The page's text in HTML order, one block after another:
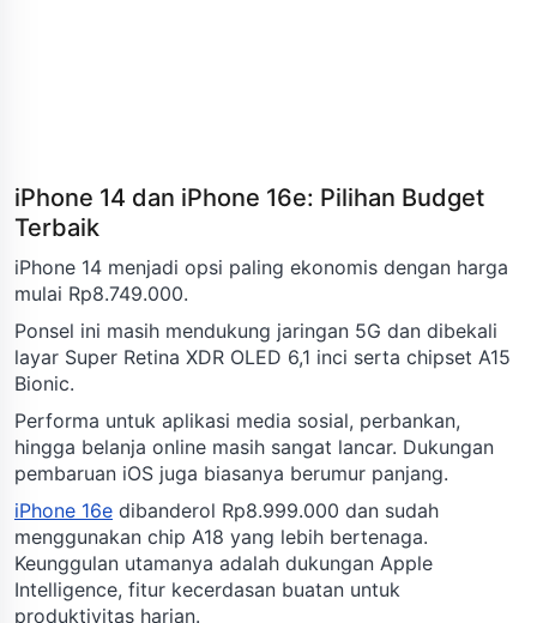
iPhone 14 dan iPhone 16e: Pilihan Budget
Terbaik
iPhone 14 menjadi opsi paling ekonomis dengan harga
mulai Rp8.749.000.
Ponsel ini masih mendukung jaringan 5G dan dibekali
layar Super Retina XDR OLED 6,1 inci serta chipset A15
Bionic.
Performa untuk aplikasi media sosial, perbankan,
hingga belanja online masih sangat lancar. Dukungan
pembaruan iOS juga biasanya berumur panjang.
iPhone 16e dibanderol Rp8.999.000 dan sudah
menggunakan chip A18 yang lebih bertenaga.
Keunggulan utamanya adalah dukungan Apple
Intelligence, fitur kecerdasan buatan untuk
produktivitas harian.